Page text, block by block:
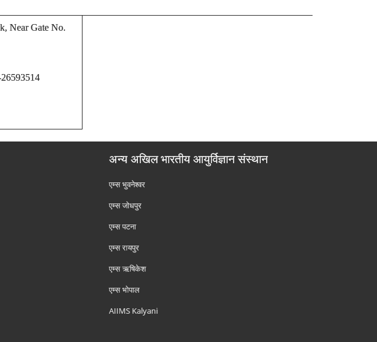
Near Gate No.
अन्य अखिल भारतीय आयुर्विज्ञान संस्थान
एम्‍स भुवनेश्वर
एम्‍स जोधपुर
एम्‍स पटना
एम्‍स रायपुर
एम्‍स ऋषिकेश
एम्‍स भोपाल
AIIMS Kalyani